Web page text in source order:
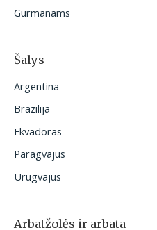
Gurmanams
Šalys
Argentina
Brazilija
Ekvadoras
Paragvajus
Urugvajus
Arbatžolės ir arbata